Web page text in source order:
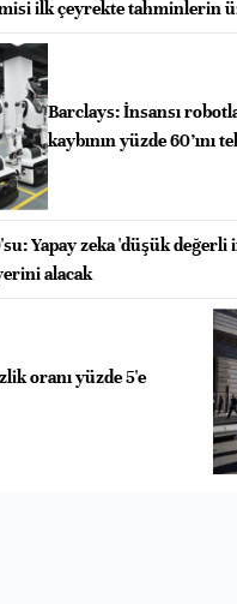
ilk çeyrekte tahminlerin
Barclays: İnsansı
kaybının yüzde 60’ını
Yapay zeka 'düşük değerli
alacak
oranı yüzde 5'e